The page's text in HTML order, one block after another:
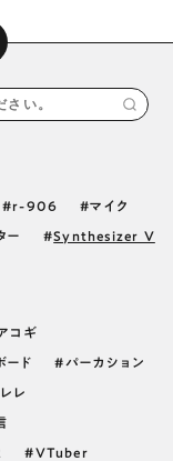
r-906 マイク
ー Synthesizer V
コギ
ード パーカション
レ
VTuber